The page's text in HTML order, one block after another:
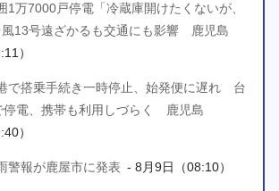
1万7000戸停電「冷蔵庫開けたくないが、
風13号遠ざかるも交通にも影響 鹿児島
）
で搭乗手続き一時停止、始発便に遅れ 台
停電、携帯も利用しづらく 鹿児島
）
警報が鹿屋市に発表 - 8月9日（08:10）